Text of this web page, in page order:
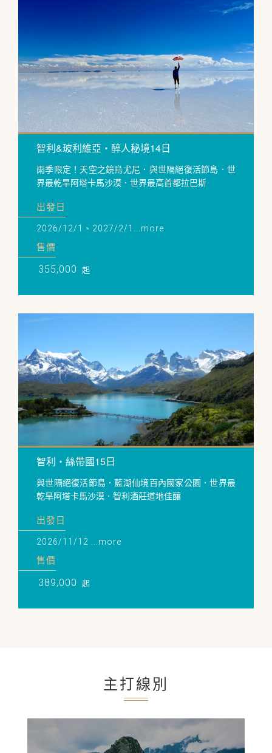
智利&玻利維亞・醉人秘境14日
雨季限定！天空之鏡烏尤尼．與世隔絕復活節島．世
界最乾旱阿塔卡馬沙漠．世界最高首都拉巴斯
出發日
2026/12/1、2027/2/1...more
售價
355,000 起
智利・絲帶國15日
與世隔絕復活節島．藍湖仙境百內國家公園．世界最
乾旱阿塔卡馬沙漠．智利酒莊道地佳釀
出發日
2026/11/12 ...more
售價
389,000 起
主打線別